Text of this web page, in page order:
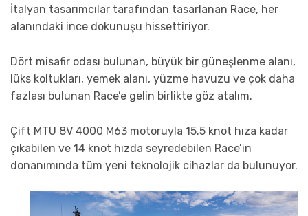
İtalyan tasarımcılar tarafından tasarlanan Race, her
alanındaki ince dokunuşu hissettiriyor.
Dört misafir odası bulunan, büyük bir güneşlenme alanı,
lüks koltukları, yemek alanı, yüzme havuzu ve çok daha
fazlası bulunan Race’e gelin birlikte göz atalım.
Çift MTU 8V 4000 M63 motoruyla 15.5 knot hıza kadar
çıkabilen ve 14 knot hızda seyredebilen Race’in
donanımında tüm yeni teknolojik cihazlar da bulunuyor.